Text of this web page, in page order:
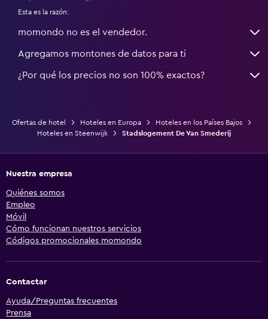
Esta es la razón:
momondo no es el vendedor.
Agregamos montones de datos para ti
¿Por qué los precios no son 100% exactos?
Ofertas de hotel Hoteles en Europa
Hoteles en los Países Bajos
Hoteles en Steenwijk
Stadslogement De Van Smederij
Nuestra empresa
Quiénes somos
Empleo
Móvil
Cómo funcionan nuestros servicios
Códigos promocionales momondo
Contactar
Ayuda/Preguntas frecuentes
Prensa